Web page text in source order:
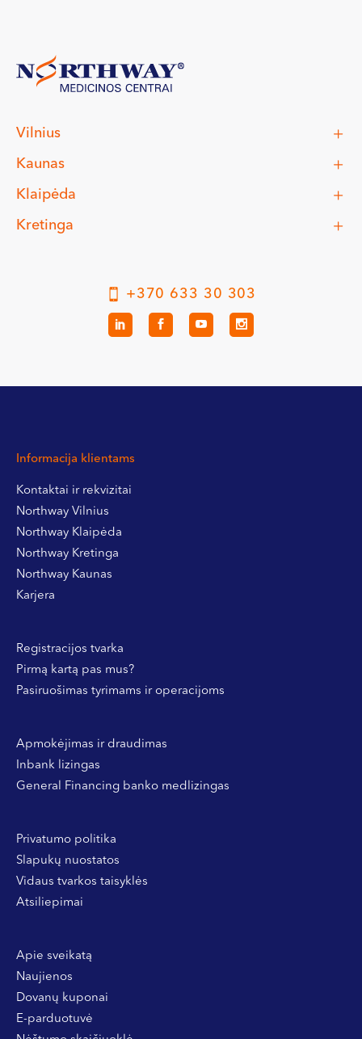
Vilnius
Kaunas
Klaipėda
Kretinga
+370 633 30 303
Informacija klientams
Kontaktai ir rekvizitai
Northway Vilnius
Northway Klaipėda
Northway Kretinga
Northway Kaunas
Karjera
Registracijos tvarka
Pirmą kartą pas mus?
Pasiruošimas tyrimams ir operacijoms
Apmokėjimas ir draudimas
Inbank lizingas
General Financing banko medlizingas
Privatumo politika
Slapukų nuostatos
Vidaus tvarkos taisyklės
Atsiliepimai
Apie sveikatą
Naujienos
Dovanų kuponai
E-parduotuvė